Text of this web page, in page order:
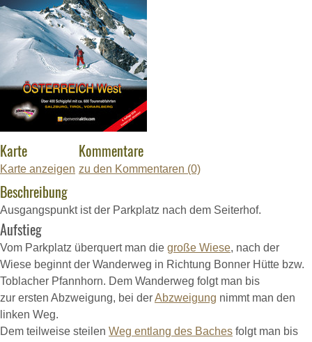
Karte
Karte anzeigen
Kommentare
zu den Kommentaren (0)
Beschreibung
Ausgangspunkt ist der Parkplatz nach dem Seiterhof.
Aufstieg
Vom Parkplatz überquert man die große Wiese, nach der
Wiese beginnt der Wanderweg in Richtung Bonner Hütte bzw.
Toblacher Pfannhorn. Dem Wanderweg folgt man bis
zur ersten Abzweigung, bei derAbzweigung nimmt man den
linken Weg.
Dem teilweise steilen Weg entlang des Baches folgt man bis